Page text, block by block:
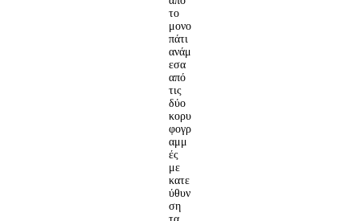
το
μονο
πάτι
ανάμ
εσα
από
τις
δύο
κορυ
φογρ
αμμ
ές
με
κατε
ύθυν
ση